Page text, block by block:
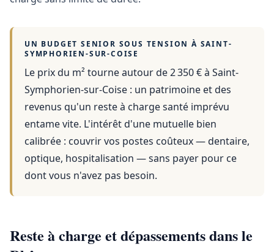
UN BUDGET SENIOR SOUS TENSION À SAINT-
SYMPHORIEN-SUR-COISE
Le prix du m² tourne autour de 2 350 €à Saint-
Symphorien-sur-Coise : un patrimoine et des
revenus qu'un reste à charge santé imprévu
entame vite. L'intérêt d'une mutuelle bien
calibrée : couvrir vos postes coûteux — dentaire,
optique, hospitalisation — sans payer pour ce
dont vous n'avez pas besoin.
Reste à charge et dépassements dans le